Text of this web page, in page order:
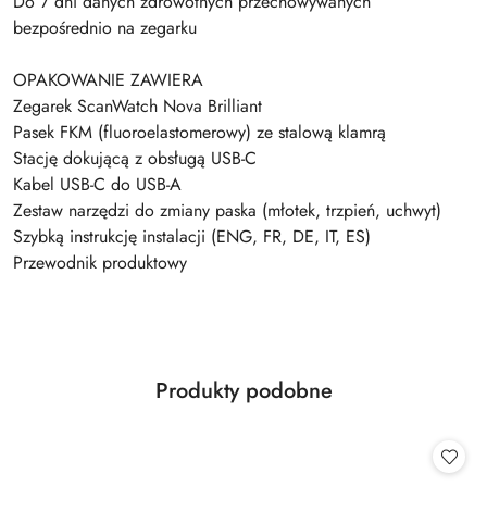
bezpośrednio na zegarku
OPAKOWANIE ZAWIERA
Zegarek ScanWatch Nova Brilliant
Pasek FKM (fluoroelastomerowy) ze stalową klamrą
Stację dokującą z obsługą USB-C
Kabel USB-C do USB-A
Zestaw narzędzi do zmiany paska (młotek, trzpień, uchwyt)
Szybką instrukcję instalacji (ENG, FR, DE, IT, ES)
Przewodnik produktowy
Pomiń karuzelę produktów
Produkty
Produkty podobne